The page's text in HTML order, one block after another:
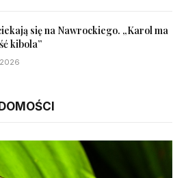
się na Nawrockiego. „Karol ma
kibola”